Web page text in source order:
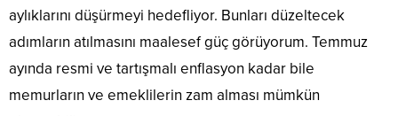
aylıklarını düşürmeyi hedefliyor. Bunları düzeltecek
adımların atılmasını maalesef güç görüyorum. Temmuz
ayında resmi ve tartışmalı enflasyon kadar bile
memurların ve emeklilerin zam alması mümkün